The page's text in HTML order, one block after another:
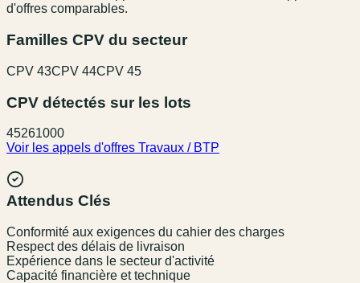
d'offres comparables.
Familles CPV du secteur
CPV 43CPV 44CPV 45
CPV détectés sur les lots
45261000
Voir les appels d'offres Travaux / BTP
Attendus Clés
Conformité aux exigences du cahier des charges
Respect des délais de livraison
Expérience dans le secteur d'activité
Capacité financière et technique